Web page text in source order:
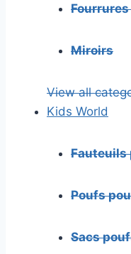
Fourrures
Miroirs
View all
Kids World
Fauteuils
Poufs
Sacs